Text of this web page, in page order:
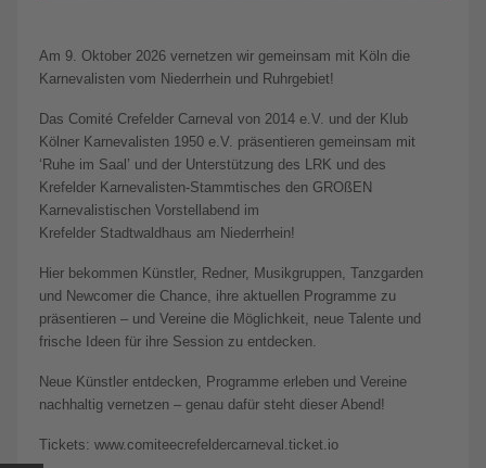
Am 9. Oktober 2026 vernetzen wir gemeinsam mit Köln die
Karnevalisten vom Niederrhein und Ruhrgebiet!
Das Comité Crefelder Carneval von 2014 e.V. und der Klub
Kölner Karnevalisten 1950 e.V. präsentieren gemeinsam mit
‘Ruhe im Saal’ und der Unterstützung des LRK und des
Krefelder Karnevalisten-Stammtisches den GROßEN
Karnevalistischen Vorstellabend im
Krefelder Stadtwaldhaus am Niederrhein!
Hier bekommen Künstler, Redner, Musikgruppen, Tanzgarden
und Newcomer die Chance, ihre aktuellen Programme zu
präsentieren – und Vereine die Möglichkeit, neue Talente und
frische Ideen für ihre Session zu entdecken.
Neue Künstler entdecken, Programme erleben und Vereine
nachhaltig vernetzen – genau dafür steht dieser Abend!
Tickets: www.comiteecrefeldercarneval.ticket.io